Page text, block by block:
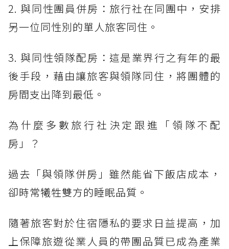
2. 與同性團員併房：旅行社在同團中，安排
另一位同性別的單人旅客同住。
3. 與同性領隊配房：這是業界行之有年的最
後手段，藉由讓旅客與領隊同住，將團體的
房間支出降到最低。
為什麼多數旅行社決定跟進「領隊不配
房」？
過去「與領隊併房」雖然能省下飯店成本，
卻時常犧牲雙方的睡眠品質。
隨著旅客對於住宿隱私的要求日益提高，加
上保障旅遊從業人員的帶團品質已成為產業